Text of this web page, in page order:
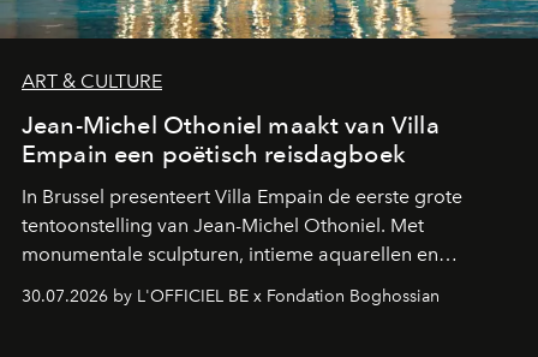
ART & CULTURE
Jean-Michel Othoniel maakt van Villa
Empain een poëtisch reisdagboek
In Brussel presenteert Villa Empain de eerste grote
tentoonstelling van Jean-Michel Othoniel. Met
monumentale sculpturen, intieme aquarellen en
fonkelend Murano-glas creëert de Franse kunstenaar
een emotionele reis waarin elk werk de herinnering
30.07.2026 by L'OFFICIEL BE x Fondation Boghossian